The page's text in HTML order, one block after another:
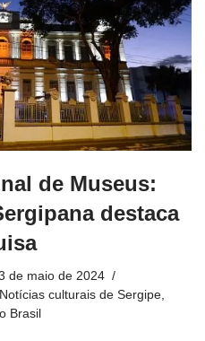
de Museus:
destaca
de maio de 2024
Notícias culturais de Sergipe,
Brasil